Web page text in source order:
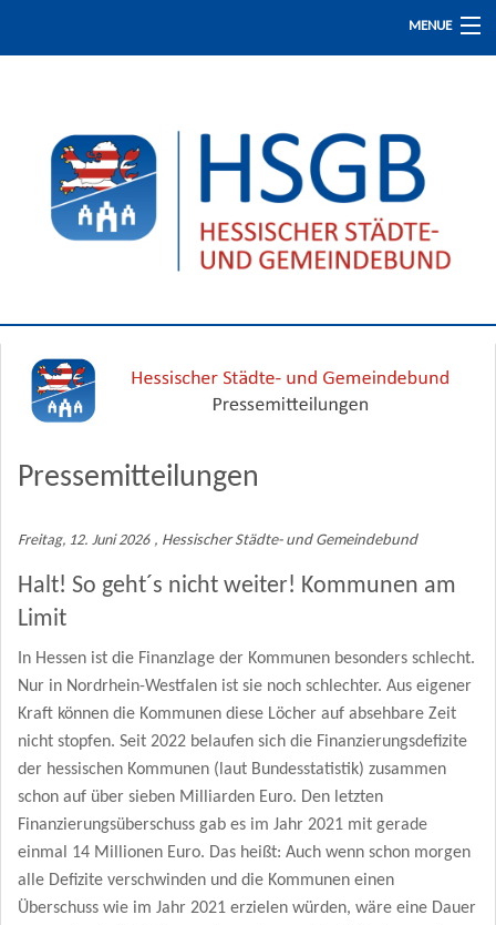
MENUE
Presse / Aktuelles
Der HSGB
KOMMUNAL Beratung
Pressemitteilungen
Freitag, 12. Juni 2026 , Hessischer Städte- und Gemeindebund
Halt! So geht´s nicht weiter! Kommunen am
Limit
In Hessen ist die Finanzlage der Kommunen besonders schlecht.
Nur in Nordrhein-Westfalen ist sie noch schlechter. Aus eigener
Kraft können die Kommunen diese Löcher auf absehbare Zeit
nicht stopfen. Seit 2022 belaufen sich die Finanzierungsdefizite
der hessischen Kommunen (laut Bundesstatistik) zusammen
schon auf über sieben Milliarden Euro. Den letzten
Finanzierungsüberschuss gab es im Jahr 2021 mit gerade
einmal 14 Millionen Euro. Das heißt: Auch wenn schon morgen
alle Defizite verschwinden und die Kommunen einen
Überschuss wie im Jahr 2021 erzielen würden, wäre eine Dauer